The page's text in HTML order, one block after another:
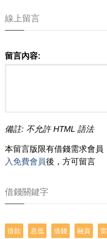
線上留言
留言內容:
備註: 不允許 HTML 語法
本留言版限有借錢需求會員
入免費會員後，方可留言
借錢關鍵字
借款 息低 借錢 融資